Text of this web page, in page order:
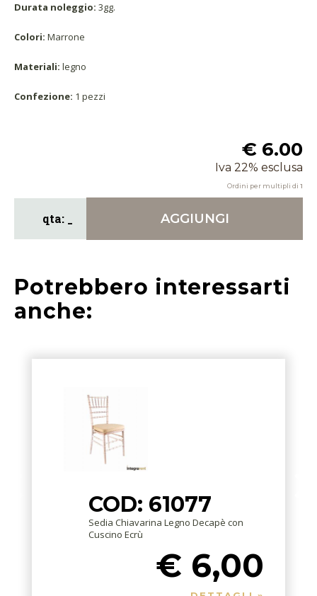
Durata noleggio: 3gg.
Colori: Marrone
Materiali: legno
Confezione: 1 pezzi
€ 6.00
Iva 22% esclusa
Ordini per multipli di 1
AGGIUNGI
Potrebbero interessarti
anche:
COD: 61077
Sedia Chiavarina Legno Decapè con
Cuscino Ecrù
€ 6,00